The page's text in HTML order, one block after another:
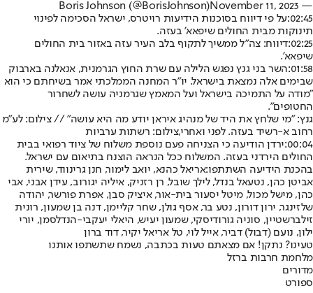
— Boris Johnson (@BorisJohnson)
November 11, 2023
02:45: על פי דיווח בסוכנות הידיעות רויטרס, ישראל הסכימה לפינוי
תינוקות מבית החולים שיפאא' בעזה.
02:25: דיווח: צה"ל ממשיך לתקוף בלב העיר עזה באזור בית החולים
שיפאא'.
01:58: השר בני גנץ נפגש הלילה עם שרת החוץ הגרמנית, אנאלנה בארבוק
שבימים אלה נמצאת בישראל. יו"ר המחנה הממלכתי אמר בשיחתם כי הוא
"מודה על התמיכה בישראל ועל המאמץ שגרמניה עושה לשחרור
החטופים".
גנץ: "מי שלחץ את היד של מנהיג איראן יודע מה היא עושה" // צילום: לע"מ
רחוב א-רשיד בעזה. לפני ואחרי,צילום: רשתות ערביות
00:04: ירדן הודיעה כי הצניחה פעם נוספת משלוח של ציוד רפואי בבית
החולים הירדני בעזה. המשלוח ככל הנראה הוצנח בתיאום עם ישראל.
בהכנת הידיעה השתתפו:אריאל כהנא, יואב לימור, חנן גרינווד, שירית
אביטן כהן, נטעאל בנדל, לילך שובל, רן רזניק, איליה יגורוב, עידן אבני, אבי
כהן, מישל מכול, מיטל יסעור בית-אור, איציק סבן, אפרת פורשר, יהודה
שלזינגר, ירון דורון, נטע בר, אסף גולן, שחר קליימן, דנה בן שמעון, רונית
זילברשטיין, סוניה גורודיסקי, שמעון יעיש, היאלי יעקבי-הנדלסמן, יורי
ילון, נועם (דבול) דביר, אייל לוי, טל אריאל יקיר, דוד ברון
טעינו? נתקן! אם מצאתם טעות בכתבה, נשמח שתשתפו אותנו
מלחמת חרבות ברזל
מדורים
ספורט